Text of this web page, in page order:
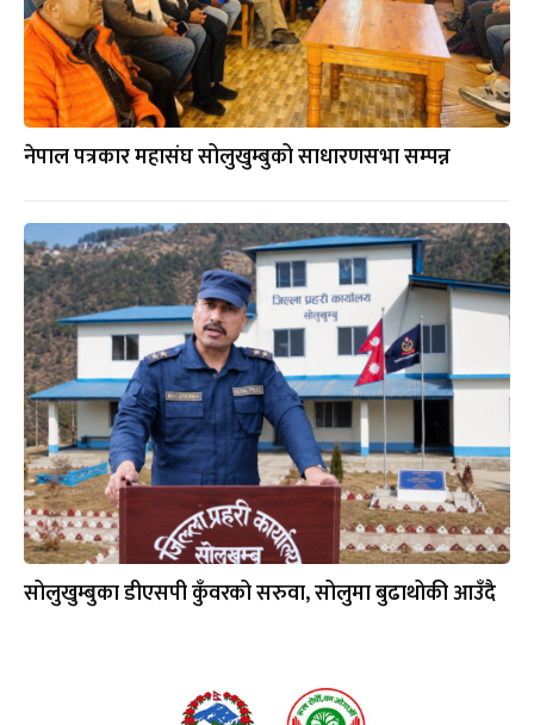
नेपाल पत्रकार महासंघ सोलुखुम्बुको साधारणसभा सम्पन्न
सोलुखुम्बुका डीएसपी कुँवरको सरुवा, सोलुमा बुढाथोकी आउँदै